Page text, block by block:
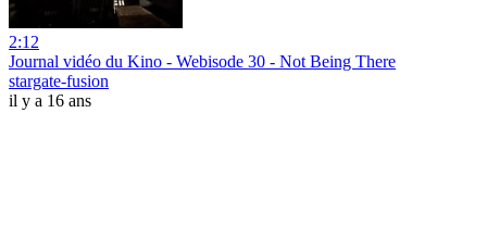
2:12
Journal vidéo du Kino - Webisode 30 - Not Being There
stargate-fusion
il y a 16 ans